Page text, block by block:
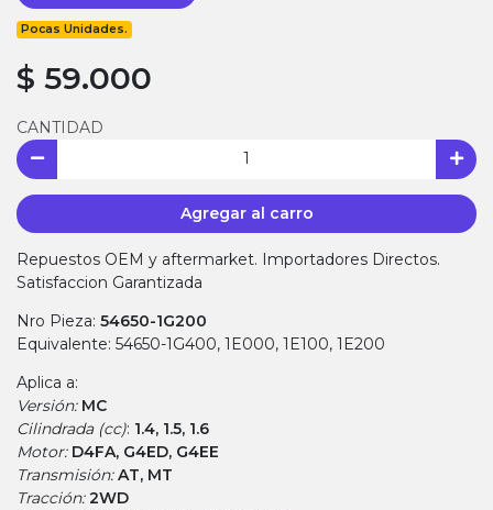
Pocas Unidades.
$ 59.000
CANTIDAD
Agregar al carro
Repuestos OEM y aftermarket. Importadores Directos.
Satisfaccion Garantizada
Nro Pieza: 54650-1G200
Equivalente: 54650-1G400, 1E000, 1E100, 1E200
Aplica a:
Versión: MC
Cilindrada (cc): 1.4, 1.5, 1.6
Motor: D4FA, G4ED, G4EE
Transmisión:AT, MT
Tracción:2WD